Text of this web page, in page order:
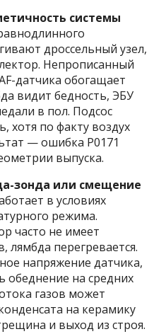
системы
дроссельный узел,
Непрописанный
датчика обогащает
видит бедность, ЭБУ
в пол. Подсос
хотя по факту воздух
— ошибка P0171
выпуска.
зонда или смещение
в условиях
режима.
часто не имеет
лямбда перегревается.
напряжение датчика,
обеднение на средних
газов может
на керамику
и выход из строя.